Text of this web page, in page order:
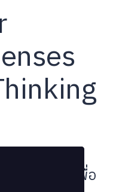
คอร์สเรียนเพื่อ